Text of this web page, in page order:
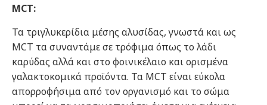
MCT:
Τα τριγλυκερίδια μέσης αλυσίδας, γνωστά και ως
MCT τα συναντάμε σε τρόφιμα όπως το λάδι
καρύδας αλλά και στο φοινικέλαιο και ορισμένα
γαλακτοκομικά προϊόντα. Τα MCT είναι εύκολα
απορροφήσιμα από τον οργανισμό και το σώμα